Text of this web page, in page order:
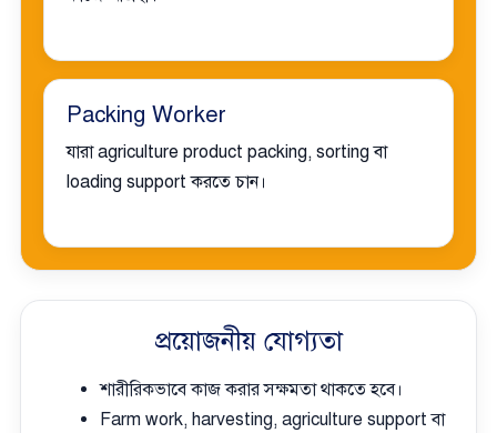
Packing Worker
যারা agriculture product packing, sorting বা
loading support করতে চান।
প্রয়োজনীয় যোগ্যতা
শারীরিকভাবে কাজ করার সক্ষমতা থাকতে হবে।
Farm work, harvesting, agriculture support বা